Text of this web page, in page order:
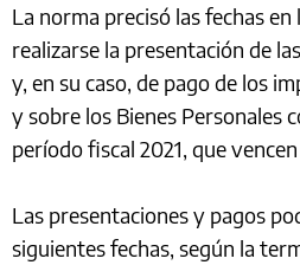
La norma precisó las fechas en
realizarse la presentación de
y, en su caso, de pago de los
y sobre los Bienes Personales
período fiscal 2021, que
Las presentaciones y pagos
siguientes fechas, según la